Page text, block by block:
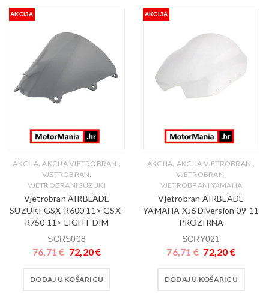
AKCIJA
AKCIJA, AKCIJA VJETROBRANI,
VJETROBRAN,
VJETROBRANI SUZUKI
Vjetrobran AIRBLADE
SUZUKI GSX-R600 11> GSX-
R750 11> LIGHT DIM
SCRS008
76,71€ 72,20€
DODAJ U KOŠARICU
AKCIJA
AKCIJA, AKCIJA VJETROBRANI,
VJETROBRAN,
VJETROBRANI YAMAHA
Vjetrobran AIRBLADE
YAMAHA XJ6 Diversion 09-11
PROZIRNA
SCRY021
76,71€ 72,20 €
DODAJ U KOŠARICU